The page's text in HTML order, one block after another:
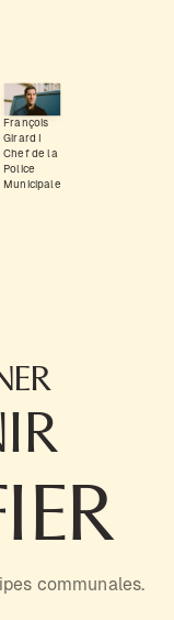
communales.
François
Girard I
Chef de la
Police
Municipale